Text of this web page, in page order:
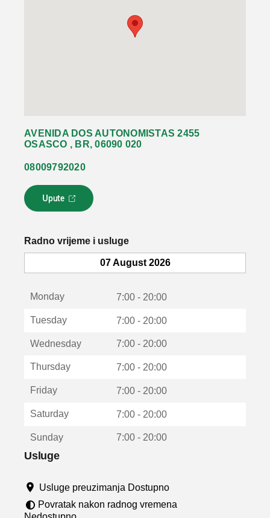
AVENIDA DOS AUTONOMISTAS 2455
OSASCO , BR, 06090 020
08009792020
Upute
L
i
k
o
u
u
Radno vrijeme i usluge
07 August 2026
Monday 7:00 - 20:00
Tuesday 7:00 - 20:00
Wednesday 7:00 - 20:00
Thursday 7:00 - 20:00
Friday 7:00 - 20:00
Saturday 7:00 - 20:00
Sunday 7:00 - 20:00
Usluge
Usluge preuzimanja Dostupno
Povratak nakon radnog vremena